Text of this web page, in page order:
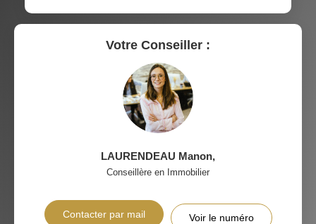
Votre Conseiller :
LAURENDEAU Manon,
Conseillère en Immobilier
Contacter par mail Voir le numéro